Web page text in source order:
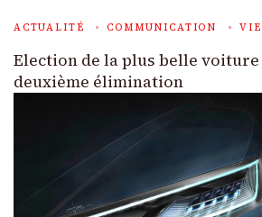
ACTUALITÉ COMMUNICATION VIE
Election de la plus belle voiture
deuxième élimination